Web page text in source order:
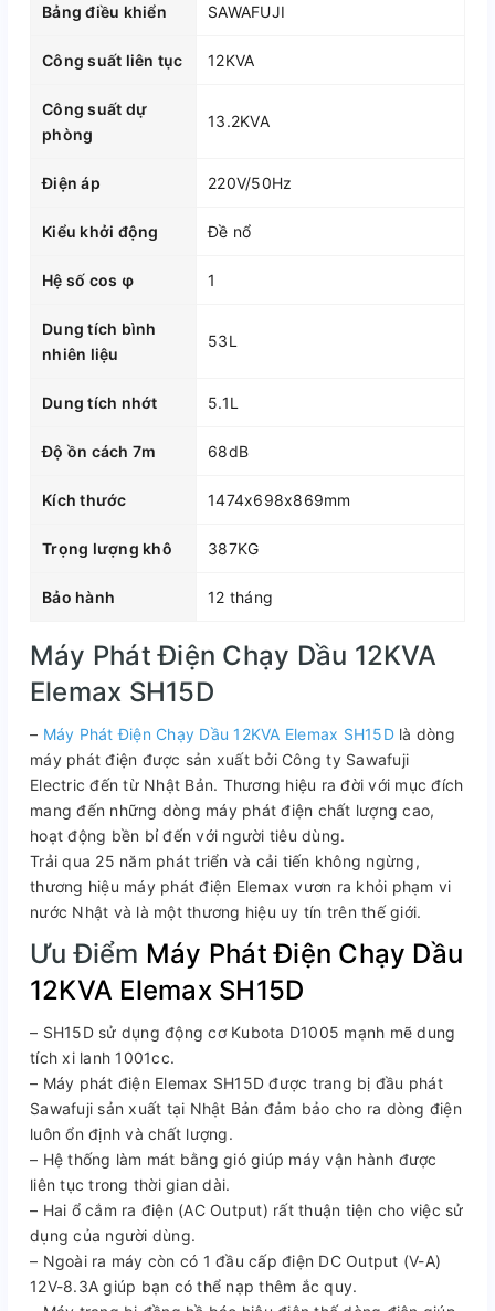
Bảng điều khiển SAWAFUJI
Công suất liên tục 12KVA
Công suất dự
phòng
13.2KVA
Điện áp 220V/50Hz
Kiểu khởi động Đề nổ
Hệ số cos φ 1
Dung tích bình
nhiên liệu
53L
Dung tích nhớt 5.1L
Độ ồn cách 7m 68dB
Kích thước 1474x698x869mm
Trọng lượng khô 387KG
Bảo hành 12 tháng
Máy Phát Điện Chạy Dầu 12KVA
Elemax SH15D
– Máy Phát Điện Chạy Dầu 12KVA Elemax SH15Dlà dòng
máy phát điện được sản xuất bởi Công ty Sawafuji
Electric đến từ Nhật Bản. Thương hiệu ra đời với mục đích
mang đến những dòng máy phát điện chất lượng cao,
hoạt động bền bỉ đến với người tiêu dùng.
Trải qua 25 năm phát triển và cải tiến không ngừng,
thương hiệu máy phát điện Elemax vươn ra khỏi phạm vi
nước Nhật và là một thương hiệu uy tín trên thế giới.
Ưu Điểm Máy Phát Điện Chạy Dầu
12KVA Elemax SH15D
– SH15D sử dụng động cơ Kubota D1005 mạnh mẽ dung
tích xi lanh 1001cc.
– Máy phát điện Elemax SH15D được trang bị đầu phát
Sawafuji sản xuất tại Nhật Bản đảm bảo cho ra dòng điện
luôn ổn định và chất lượng.
– Hệ thống làm mát bằng gió giúp máy vận hành được
liên tục trong thời gian dài.
– Hai ổ cắm ra điện (AC Output) rất thuận tiện cho việc sử
dụng của người dùng.
– Ngoài ra máy còn có 1 đầu cấp điện DC Output (V-A)
12V-8.3A giúp bạn có thể nạp thêm ắc quy.